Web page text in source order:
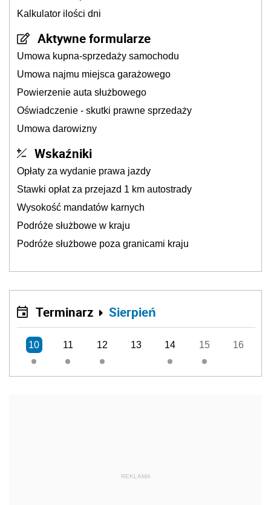
Kalkulator ilości dni
Aktywne formularze
Umowa kupna-sprzedaży samochodu
Umowa najmu miejsca garażowego
Powierzenie auta służbowego
Oświadczenie - skutki prawne sprzedaży
Umowa darowizny
Wskaźniki
Opłaty za wydanie prawa jazdy
Stawki opłat za przejazd 1 km autostrady
Wysokość mandatów karnych
Podróże służbowe w kraju
Podróże służbowe poza granicami kraju
Terminarz Sierpień
10 11 12 13 14 15 16
REKLAMA